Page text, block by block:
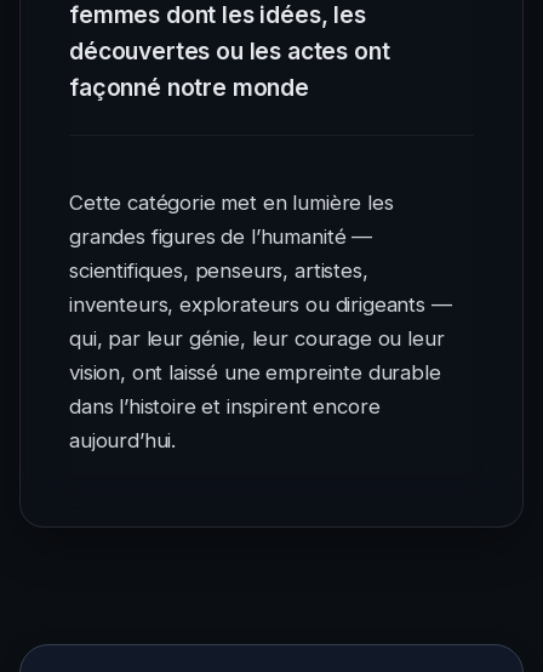
femmes dont les idées, les
découvertes ou les actes ont
façonné notre monde
Cette catégorie met en lumière les
grandes figures de l’humanité —
scientifiques, penseurs, artistes,
inventeurs, explorateurs ou dirigeants —
qui, par leur génie, leur courage ou leur
vision, ont laissé une empreinte durable
dans l’histoire et inspirent encore
aujourd’hui.